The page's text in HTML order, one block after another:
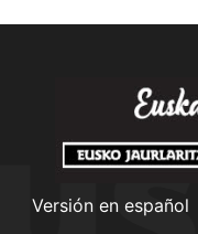
Versión en español